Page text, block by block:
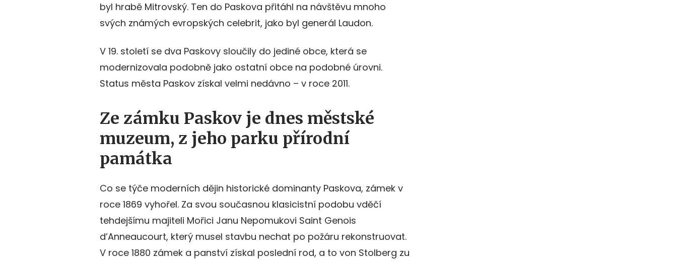
byl hrabě Mitrovský. Ten do Paskova přitáhl na návštěvu mnoho
svých známých evropských celebrit, jako byl generál Laudon.
V 19. století se dva Paskovy sloučily do jediné obce, která se
modernizovala podobně jako ostatní obce na podobné úrovni.
Status města Paskov získal velmi nedávno – v roce 2011.
Ze zámku Paskov je dnes městské
muzeum, z jeho parku přírodní
památka
Co se týče moderních dějin historické dominanty Paskova, zámek v
roce 1869 vyhořel. Za svou současnou klasicistní podobu vděčí
tehdejšímu majiteli Mořici Janu Nepomukovi Saint Genois
d’Anneaucourt, který musel stavbu nechat po požáru rekonstruovat.
V roce 1880 zámek a panství získal poslední rod, a to von Stolberg zu